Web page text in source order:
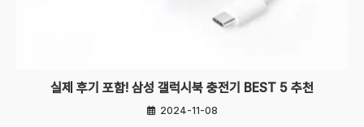
실제 후기 포함! 삼성 갤럭시북 충전기 BEST 5 추천
2024-11-08